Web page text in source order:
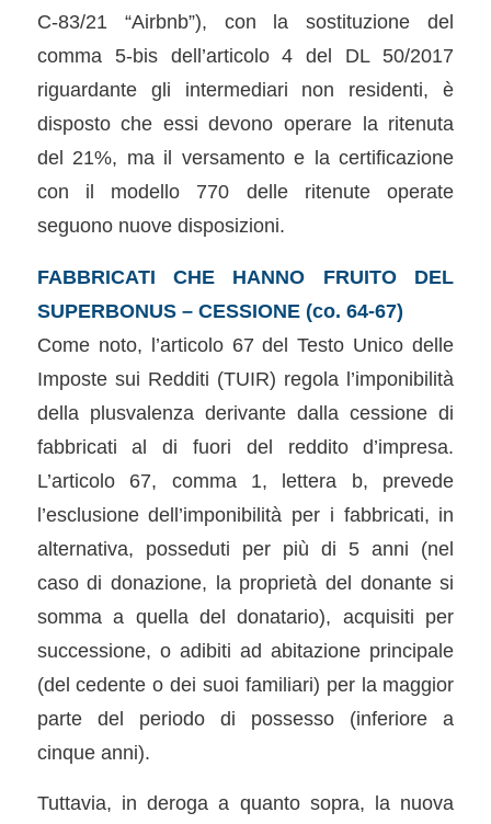
C-83/21 “Airbnb”), con la sostituzione del
comma 5-bis dell’articolo 4 del DL 50/2017
riguardante gli intermediari non residenti, è
disposto che essi devono operare la ritenuta
del 21%, ma il versamento e la certificazione
con il modello 770 delle ritenute operate
seguono nuove disposizioni.
FABBRICATI CHE HANNO FRUITO DEL
SUPERBONUS – CESSIONE (co. 64-67)
Come noto, l’articolo 67 del Testo Unico delle
Imposte sui Redditi (TUIR) regola l’imponibilità
della plusvalenza derivante dalla cessione di
fabbricati al di fuori del reddito d’impresa.
L’articolo 67, comma 1, lettera b, prevede
l’esclusione dell’imponibilità per i fabbricati, in
alternativa, posseduti per più di 5 anni (nel
caso di donazione, la proprietà del donante si
somma a quella del donatario), acquisiti per
successione, o adibiti ad abitazione principale
(del cedente o dei suoi familiari) per la maggior
parte del periodo di possesso (inferiore a
cinque anni).
Tuttavia, in deroga a quanto sopra, la nuova